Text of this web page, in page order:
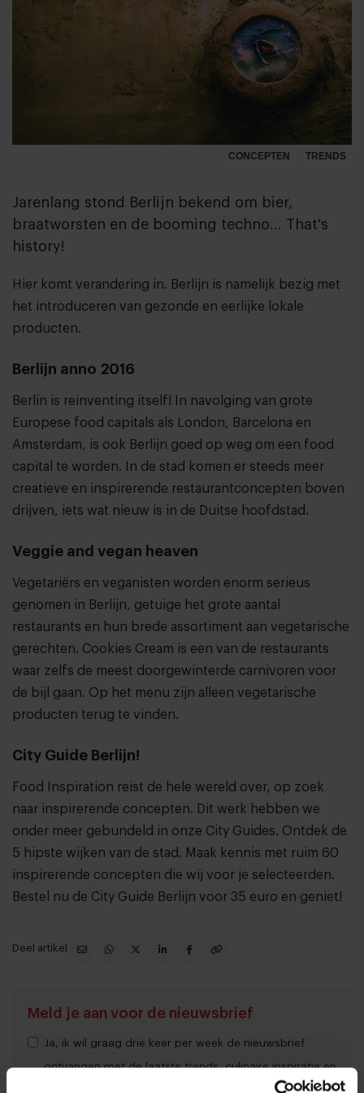
CONCEPTEN TRENDS
Jarenlang stond Berlijn bekend om bier,
braatworsten en de booming techno... That's
history!
Hier komt verandering in. Berlijn is namelijk bezig met
het introduceren van gezonde en eerlijke lokale
producten.
Berlijn anno 2016
Berlin is reinventing itself! In navolging van grote
Europese food capitals als London, Barcelona en
Amsterdam, is ook Berlijn goed op weg om een food
capital te worden. In de stad komen er steeds meer
creatieve en inspirerende restaurantconcepten boven
drijven, iets wat nieuw is in de Duitse hoofdstad.
Veggie and vegan heaven
Vegetariërs en veganisten worden enorm serieus
genomen in Berlijn, getuige het grote aantal
restaurants en hun brede assortiment aan vegetarische
gerechten. Cookies Cream is een van de restaurants
waar zelfs de meest doorgewinterde carnivoren voor
de bijl gaan. Op het menu zijn alleen vegetarische
producten terug te vinden.
City Guide Berlijn!
Food Inspiration reist de hele wereld over, op zoek
naar inspirerende concepten. Dit werk hebben we
onder meer gebundeld in onze City Guides. Ontdek de
5 hipste wijken van de stad. Maak kennis met ruim 60
inspirerende concepten die wij voor je selecteerden.
Bestel nu de City Guide Berlijn voor 35 euro en geniet!
Deel artikel
Meld je aan voor de nieuwsbrief
Ja, ik wil graag drie keer per week de nieuwsbrief
ontvangen met de laatste trends, culinaire inspiratie en
Klik hier